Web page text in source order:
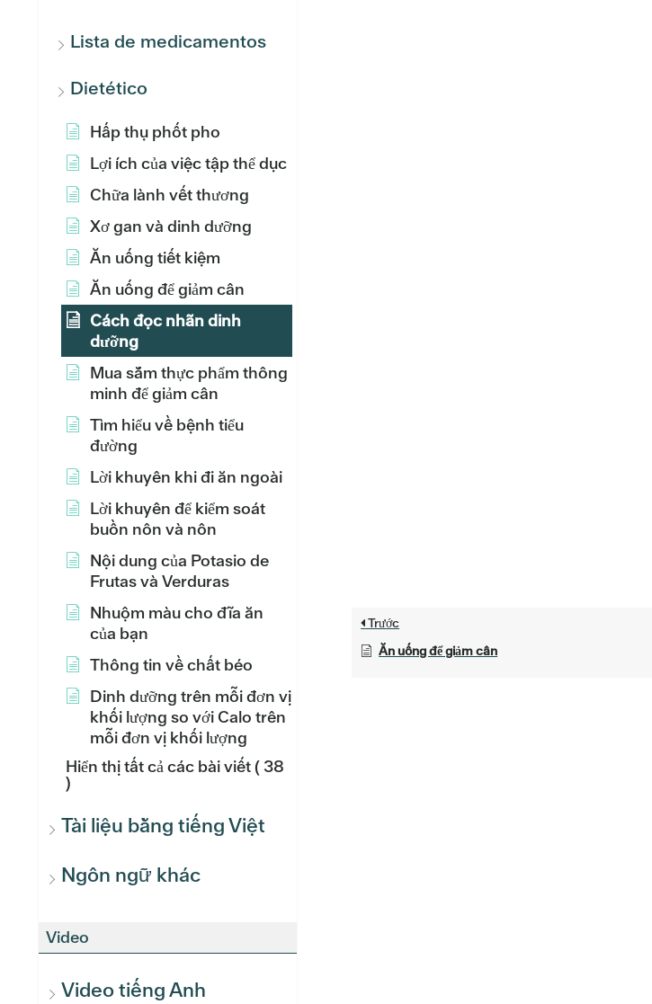
Lista de medicamentos
Dietético
Hấp thụ phốt pho
Lợi ích của việc tập thể dục
Chữa lành vết thương
Xơ gan và dinh dưỡng
Ăn uống tiết kiệm
Ăn uống để giảm cân
Cách đọc nhãn dinh
dưỡng
Mua sắm thực phẩm thông
minh để giảm cân
Tìm hiểu về bệnh tiểu
đường
Lời khuyên khi đi ăn ngoài
Lời khuyên để kiểm soát
buồn nôn và nôn
Nội dung của Potasio de
Frutas và Verduras
Nhuộm màu cho đĩa ăn
của bạn
Thông tin về chất béo
Dinh dưỡng trên mỗi đơn vị
khối lượng so với Calo trên
mỗi đơn vị khối lượng
Hiển thị tất cả các bài viết( 38
)
Tài liệu bằng tiếng Việt
Ngôn ngữ khác
Video
Video tiếng Anh
Trước
Ăn uống để giảm cân